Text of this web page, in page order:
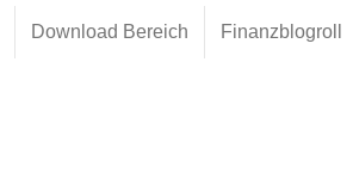
Download Bereich Finanzblogroll